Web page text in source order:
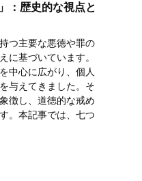
：歴史的な視点と
つ主要な悪徳や罪の
に基づいています。
中心に広がり、個人
与えてきました。そ
徴し、道徳的な戒め
。本記事では、七つ